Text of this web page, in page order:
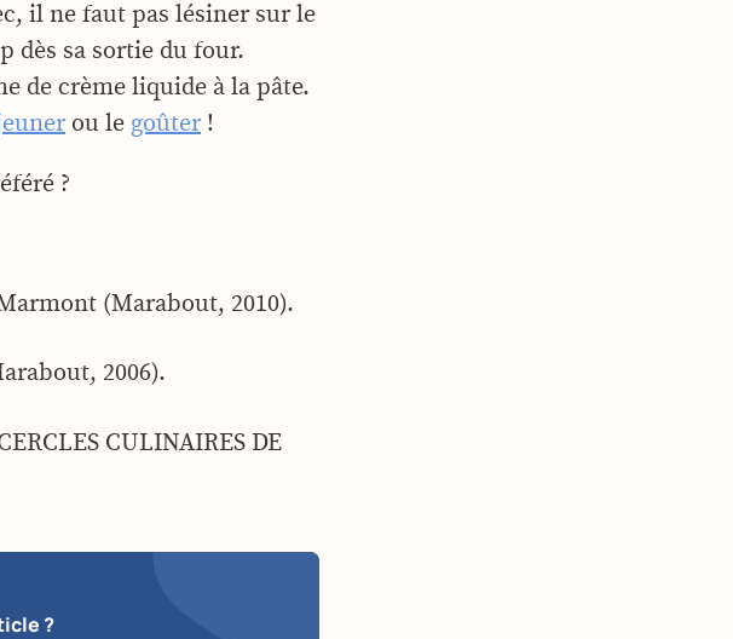
il ne faut pas lésiner sur le
dès sa sortie du four.
de crème liquide à la pâte.
ou le goûter !
?
(Marabout, 2010).
2006).
CULINAIRES DE
?